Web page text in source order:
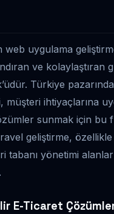
web uygulama
ve kolaylaştıran
Türkiye
müşteri ihtiyaçlarına
sunmak için bu
geliştirme,
yönetimi
E-Ticaret